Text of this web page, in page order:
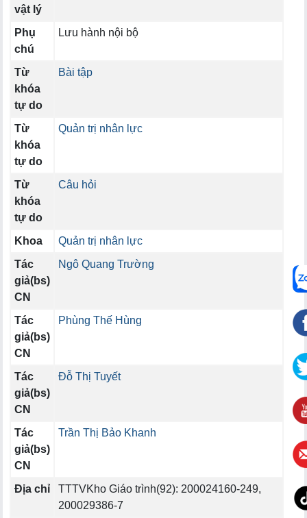
vật lý
Phụ
chú
Lưu hành nội bộ
Từ
khóa
tự do
Bài tập
Từ
khóa
tự do
Quản trị nhân lực
Từ
khóa
tự do
Câu hỏi
Khoa
Quản trị nhân lực
Tác
giả(bs)
CN
Ngô Quang Trường
Tác
giả(bs)
CN
Phùng Thế Hùng
Tác
giả(bs)
CN
Đỗ Thị Tuyết
Tác
giả(bs)
CN
Trần Thị Bảo Khanh
Địa chỉ
TTTVKho Giáo trình(92): 200024160-249,
200029386-7